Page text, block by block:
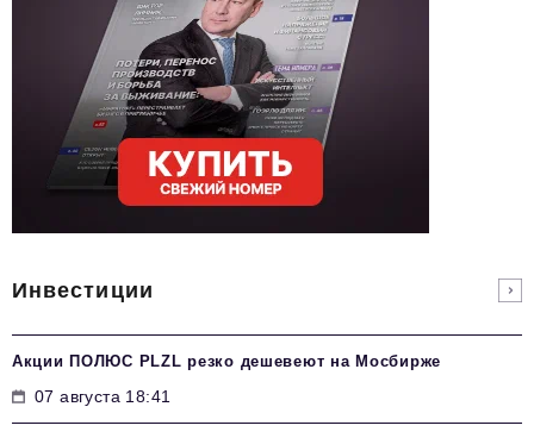
Инвестиции
Акции ПОЛЮС PLZL резко дешевеют на Мосбирже
07 августа 18:41